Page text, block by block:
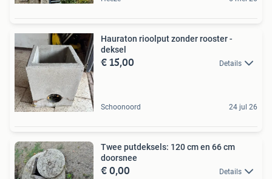
Hauraton rioolput zonder rooster -
deksel
€ 15,00 Details
Schoonoord 24 jul 26
Twee putdeksels: 120 cm en 66 cm
doorsnee
€ 0,00 Details